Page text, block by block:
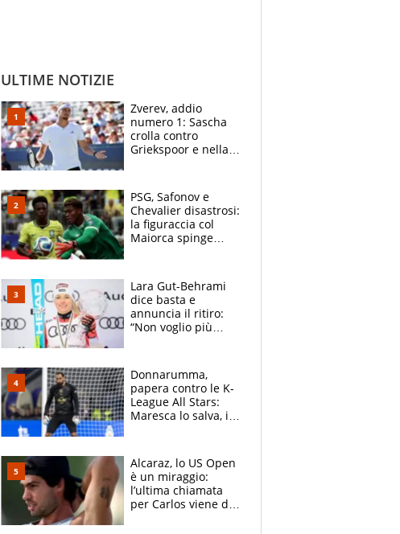
ULTIME NOTIZIE
Zverev, addio
numero 1: Sascha
crolla contro
Griekspoor e nella
terzo. Quanti malori
a Montreal
PSG, Safonov e
Chevalier disastrosi:
la figuraccia col
Maiorca spinge
rischio beffa
Lara Gut-Behrami
dice basta e
annuncia il ritiro:
“Non voglio più
Brignone
Donnarumma,
papera contro le K-
League All Stars:
Maresca lo salva, i
Alcaraz, lo US Open
è un miraggio:
l’ultima chiamata
per Carlos viene da